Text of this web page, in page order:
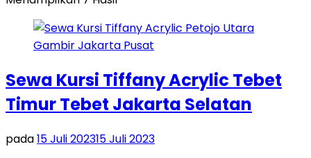
Sewa Kursi Tiffany Acrylic Tebet
Timur Tebet Jakarta Selatan
pada15 Juli 202315 Juli 2023